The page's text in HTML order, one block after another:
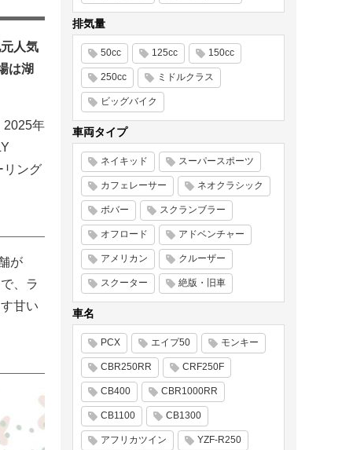
人気
は湖
2025年
リング
が
、ラ
甘い
排気量
50cc 125cc 150cc
250cc ミドルクラス
ビッグバイク
車両タイプ
ネイキッド スーパースポーツ
カフェレーサー ネオクラシック
ボバー スクランブラー
オフロード アドベンチャー
アメリカン クルーザー
スクーター 絶版・旧車
車名
PCX エイプ50 モンキー
CBR250RR CRF250F
CB400 CBR1000RR
CB1100 CB1300
アフリカツイン YZF-R250